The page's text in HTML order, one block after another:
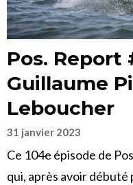
Pos. Report
Guillaume
Leboucher
31 janvier 2023
Ce 104e épisode de
qui, après avoir débuté